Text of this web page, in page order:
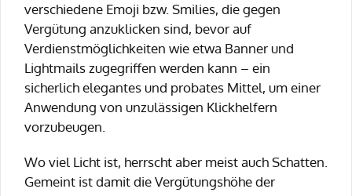
verschiedene Emoji bzw. Smilies, die gegen
Vergütung anzuklicken sind, bevor auf
Verdienstmöglichkeiten wie etwa Banner und
Lightmails zugegriffen werden kann – ein
sicherlich elegantes und probates Mittel, um einer
Anwendung von unzulässigen Klickhelfern
vorzubeugen.
Wo viel Licht ist, herrscht aber meist auch Schatten.
Gemeint ist damit die Vergütungshöhe der